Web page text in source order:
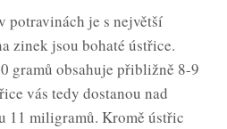
potravinách je s největší
zinek jsou bohaté ústřice.
gramů obsahuje přibližně 8-9
vás tedy dostanou nad
11 miligramů. Kromě ústřic